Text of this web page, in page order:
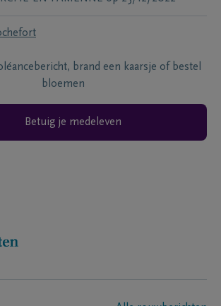
brand een kaarsje of bestel
bloemen
Betuig je medeleven